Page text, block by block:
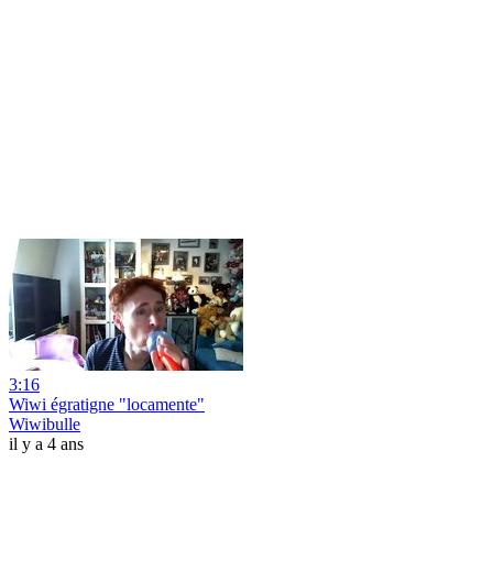
3:16
Wiwi égratigne "locamente"
Wiwibulle
il y a 4 ans